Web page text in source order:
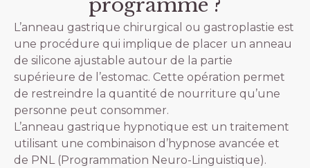
programme ?
L’anneau gastrique chirurgical ou gastroplastie est
une procédure qui implique de placer un anneau
de silicone ajustable autour de la partie
supérieure de l’estomac. Cette opération permet
de restreindre la quantité de nourriture qu’une
personne peut consommer.
L’anneau gastrique hypnotique est un traitement
utilisant une combinaison d’hypnose avancée et
de PNL (Programmation Neuro-Linguistique).